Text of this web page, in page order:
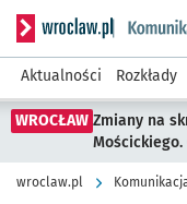
Serwis informacyjny
Aktualności Rozkłady
WROCŁAW Zmiany na
wroclaw.pl